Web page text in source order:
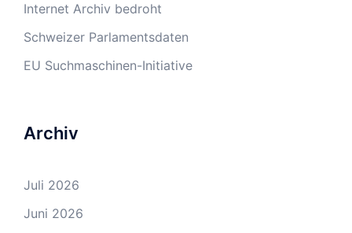
Internet Archiv bedroht
Schweizer Parlamentsdaten
EU Suchmaschinen-Initiative
Archiv
Juli 2026
Juni 2026